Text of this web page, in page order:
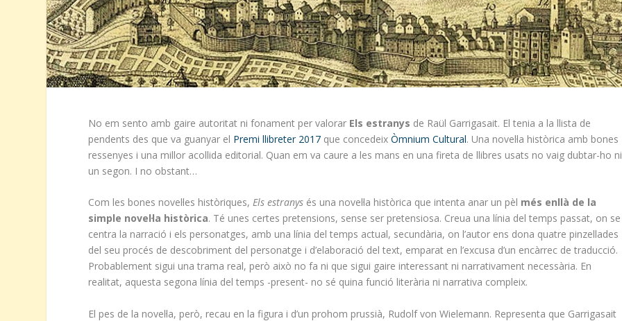
No em sento amb gaire autoritat ni fonament per valorar Els estranys de Raül Garrigasait. El tenia a la llista de
pendents des que va guanyar el Premi llibreter 2017 que concedeixÒmnium Cultural. Una novel·la històrica amb bones
ressenyes i una millor acollida editorial. Quan em va caure a les mans en una fireta de llibres usats no vaig dubtar-ho ni
un segon. I no obstant…
Com les bones novel·les històriques,Els estranys és una novel·la històrica que intenta anar un pèl més enllà de la
simple novel·la històrica. Té unes certes pretensions, sense ser pretensiosa. Creua una línia del temps passat, on se
centra la narració i els personatges, amb una línia del temps actual, secundària, on l’autor ens dona quatre pinzellades
del seu procés de descobriment del personatge i d’elaboració del text, emparat en l’excusa d’un encàrrec de traducció.
Probablement sigui una trama real, però això no fa ni que sigui gaire interessant ni narrativament necessària. En
realitat, aquesta segona línia del temps -present- no sé quina funció literària ni narrativa compleix.
El pes de la novel·la, però, recau en la figura i d’un prohom prussià, Rudolf von Wielemann. Representa que Garrigasait